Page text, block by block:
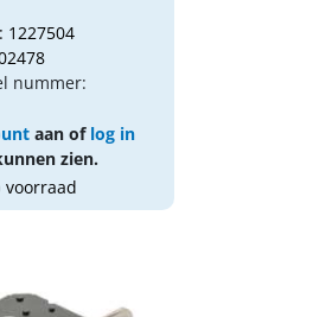
nummer:
aan of log in
zien.